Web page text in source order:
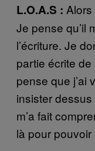
L.O.A.S :
Je pense qu’il
l’écriture. Je
partie écrite
pense que j’ai
insister
m’a fait
là pour pouvoir